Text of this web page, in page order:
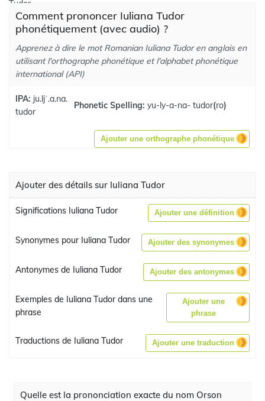
Comment prononcer Iuliana Tudor
phonétiquement (avec audio) ?
Apprenez à dire le mot Romanian Iuliana Tudor en anglais en
utilisant l'orthographe phonétique et l'alphabet phonétique
international (API)
IPA: ju.ljˈ.a.na.
tudor
Phonetic Spelling: yu-ly-a-na- tudor(ro)
Ajouter une orthographe phonétique
Ajouter des détails sur Iuliana Tudor
Significations Iuliana Tudor Ajouter une définition
Synonymes pour Iuliana Tudor Ajouter des synonymes
Antonymes de Iuliana Tudor Ajouter des antonymes
Exemples de Iuliana Tudor dans une
phrase
Ajouter une
phrase
Traductions de Iuliana Tudor Ajouter une traduction
Quelle est la prononciation exacte du nom Orson